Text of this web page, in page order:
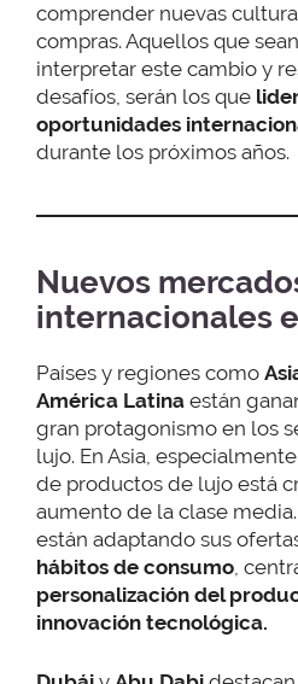
comprender nuevas
compras. Aquellos que
interpretar este cambio y
desafíos, serán los que
oportunidades
durante los próximos años.
Nuevos
internacionales
Países y regiones como
América Latina están
gran protagonismo en los
lujo. En Asia,
de productos de lujo está
aumento de la clase
están adaptando sus
hábitos de consumo,
personalización del
innovación tecnológica.